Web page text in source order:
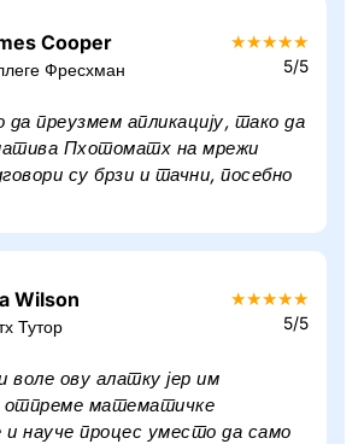
Cooper
Фресхман
★★★★★
5/5
да преузмем апликацију, тако да
Пхотоматх на мрежи
су брзи и тачни, посебно
Wilson
Тутор
★★★★★
5/5
воле ову алатку јер им
отпреме математичке
науче процес уместо да само